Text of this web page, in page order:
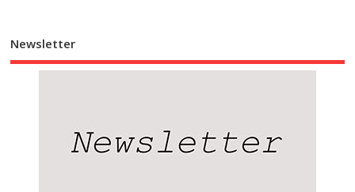
Newsletter